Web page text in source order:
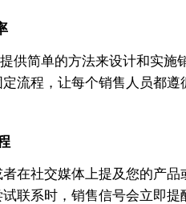
供简单的方法来设计和实
流程，让每个销售人员都
在社交媒体上提及您的产
联系时，销售信号会立即